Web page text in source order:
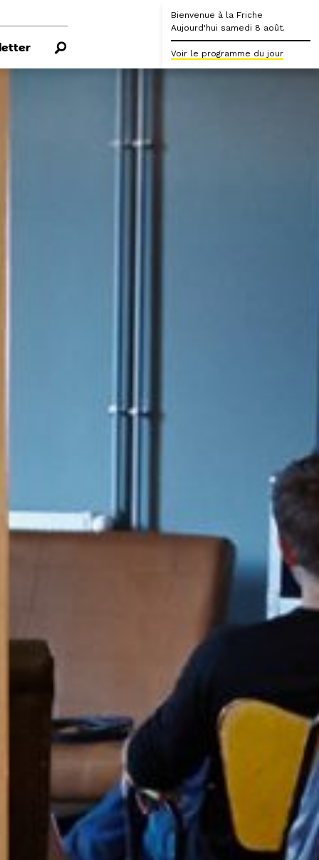
Bienvenue à la Friche
Aujourd'hui samedi 8 août.
Voir le programme du jour